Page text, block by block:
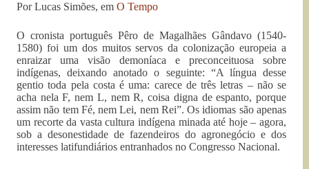
Por Lucas Simões, em O Tempo
O cronista português Pêro de Magalhães Gândavo (1540-
1580) foi um dos muitos servos da colonização europeia a
enraizar uma visão demoníaca e preconceituosa sobre
indígenas, deixando anotado o seguinte: “A língua desse
gentio toda pela costa é uma: carece de três letras – não se
acha nela F, nem L, nem R, coisa digna de espanto, porque
assim não tem Fé, nem Lei, nem Rei”. Os idiomas são apenas
um recorte da vasta cultura indígena minada até hoje – agora,
sob a desonestidade de fazendeiros do agronegócio e dos
interesses latifundiários entranhados no Congresso Nacional.